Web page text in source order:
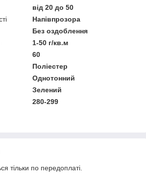
від 20 до 50
Напівпрозора
Без оздоблення
1-50 г/кв.м
60
Поліестер
Однотонний
Зелений
280-299
тільки по передоплаті.